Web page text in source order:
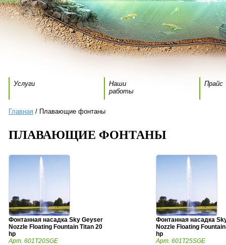
Услуги
Наши
работы
Прайс
Главная / Плавающие фонтаны
ПЛАВАЮЩИЕ ФОНТАНЫ
Фонтанная насадка Sky Geyser
Nozzle Floating Fountain Titan 20
hp
Арт. 601T20SGE
Фонтанная насадка
Nozzle Floating
hp
Арт. 601T25SGE